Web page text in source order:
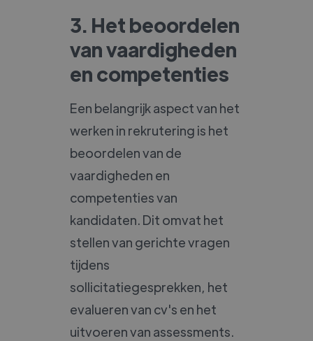
3. Het beoordelen
van vaardigheden
en competenties
Een belangrijk aspect van het
werken in rekrutering is het
beoordelen van de
vaardigheden en
competenties van
kandidaten. Dit omvat het
stellen van gerichte vragen
tijdens
sollicitatiegesprekken, het
evalueren van cv's en het
uitvoeren van assessments.